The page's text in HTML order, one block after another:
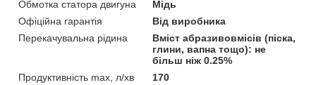
Обмотка статора двигуна
Мідь
Офіційна гарантія
Від виробника
Перекачувальна рідина
Вміст абразивовмісів (піска,
глини, вапна тощо): не
більш ніж 0.25%
Продуктивність max, л/хв
170